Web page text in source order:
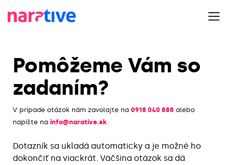
Pomôžeme Vám so
zadaním?
V prípade otázok nám zavolajte na 0918 040 888 alebo
napíšte na info@narative.sk
Dotazník sa ukladá automaticky a je možné ho
dokončiť na viackrát. Väčšina otázok sa dá